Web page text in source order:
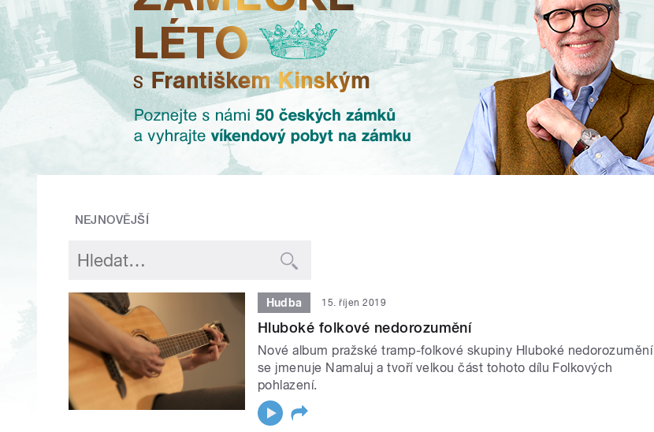
NEJNOVĚJŠÍ
Hudba 15. říjen 2019
Hluboké folkové nedorozumění
Nové album pražské tramp-folkové skupiny Hluboké nedorozumění
se jmenuje Namaluj a tvoří velkou část tohoto dílu Folkových
pohlazení.